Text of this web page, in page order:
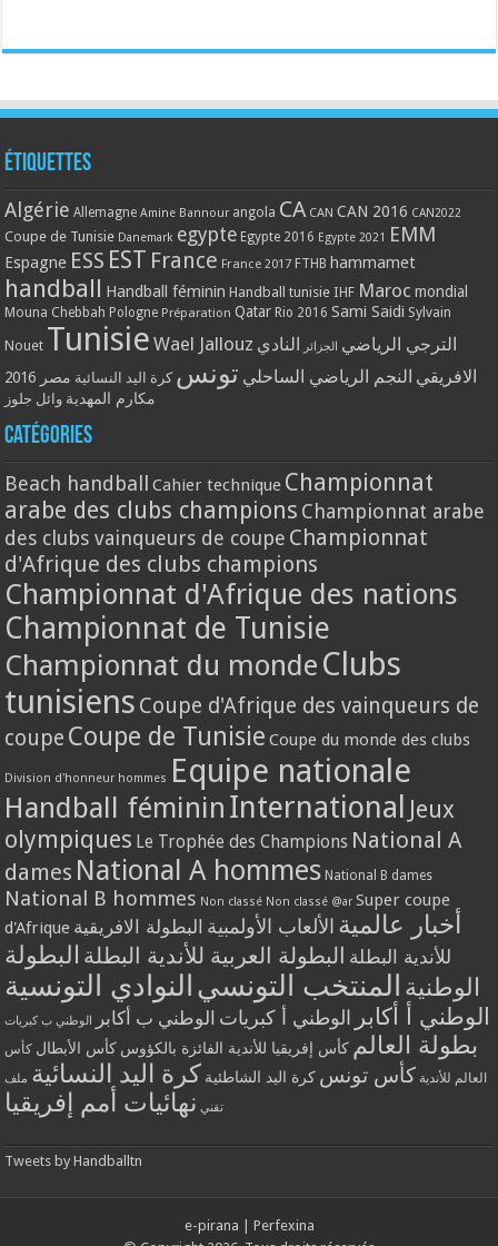
Étiquettes
Algérie Allemagne Amine Bannour angola CA CAN CAN 2016 CAN2022
Coupe de Tunisie Danemark egypte Egypte 2016 Egypte 2021 EMM
Espagne ESS EST France France 2017 FTHB hammamet
handball Handball féminin Handball tunisie IHF Maroc mondial
Mouna Chebbah Pologne Préparation Qatar Rio 2016 Sami Saidi Sylvain
Nouet Tunisie Wael Jallouz الترجي الرياضي الجزائر النادي
الافريقي النجم الرياضي الساحلي تونس كرة اليد النسائية مصر 2016
مكارم المهدية وائل جلوز
Catégories
Beach handball Cahier technique Championnat
arabe des clubs champions Championnat arabe
des clubs vainqueurs de coupe Championnat
d'Afrique des clubs champions
Championnat d'Afrique des nations
Championnat de Tunisie
Championnat du monde Clubs
tunisiens Coupe d'Afrique des vainqueurs de
coupe Coupe de Tunisie Coupe du monde des clubs
Division d'honneur hommes Equipe nationale
Handball féminin International Jeux
olympiques Le Trophée des Champions National A
dames National A hommes National B dames
National B hommes Non classé Non classé @ar Super coupe
d'Afrique
أخبار عالمية الألعاب الأولمبية البطولة الافريقية
للأندية البطلة البطولة العربية للأندية البطلة البطولة
الوطنية المنتخب التونسي النوادي التونسية
الوطني أ أكابر الوطني أ كبريات الوطني ب أكابر الوطني ب كبريات
بطولة العالم كأس إفريقيا للأندية الفائزة بالكؤوس كأس الأبطال كأس
العالم للأندية كأس تونس كرة اليد الشاطئية كرة اليد النسائية ملف
تقني نهائيات أمم إفريقيا
Tweets by Handballtn
e-pirana
Perfexina